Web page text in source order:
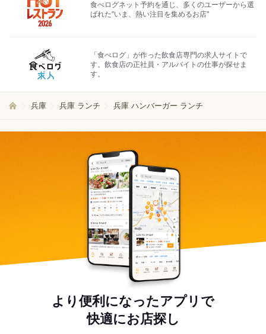
食べログネット予約を通じ、多くのユーザーから選
ばれた"いま、熱い注目を集めるお店"
「食べログ」が作った飲食店専門の求人サイトで
す。飲食店の正社員・アルバイトの仕事が探せま
す。
兵庫 兵庫 ランチ 兵庫 ハンバーガー ランチ
より便利になったアプリで
快適にお店探し